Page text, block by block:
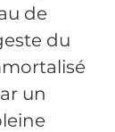
de
du
un